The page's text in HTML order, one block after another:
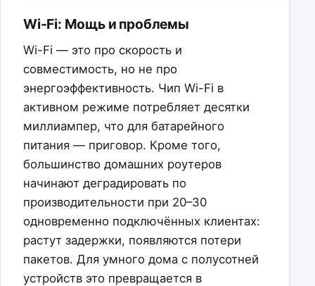
Wi-Fi: Мощь и проблемы
Wi-Fi — это про скорость и
совместимость, но не про
энергоэффективность. Чип Wi-Fi в
активном режиме потребляет десятки
миллиампер, что для батарейного
питания — приговор. Кроме того,
большинство домашних роутеров
начинают деградировать по
производительности при 20–30
одновременно подключённых клиентах:
растут задержки, появляются потери
пакетов. Для умного дома с полусотней
устройств это превращается в